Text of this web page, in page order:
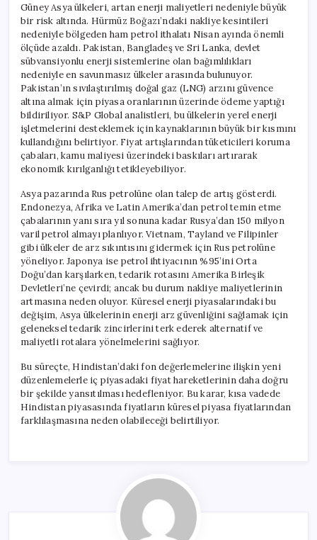
Güney Asya ülkeleri, artan enerji maliyetleri nedeniyle büyük
bir risk altında. Hürmüz Boğazı’ndaki nakliye kesintileri
nedeniyle bölgeden ham petrol ithalatı Nisan ayında önemli
ölçüde azaldı. Pakistan, Bangladeş ve Sri Lanka, devlet
sübvansiyonlu enerji sistemlerine olan bağımlılıkları
nedeniyle en savunmasız ülkeler arasında bulunuyor.
Pakistan’ın sıvılaştırılmış doğal gaz (LNG) arzını güvence
altına almak için piyasa oranlarının üzerinde ödeme yaptığı
bildiriliyor. S&P Global analistleri, bu ülkelerin yerel enerji
işletmelerini desteklemek için kaynaklarının büyük bir kısmını
kullandığını belirtiyor. Fiyat artışlarından tüketicileri koruma
çabaları, kamu maliyesi üzerindeki baskıları artırarak
ekonomik kırılganlığı tetikleyebiliyor.
Asya pazarında Rus petrolüne olan talep de artış gösterdi.
Endonezya, Afrika ve Latin Amerika’dan petrol temin etme
çabalarının yanı sıra yıl sonuna kadar Rusya’dan 150 milyon
varil petrol almayı planlıyor. Vietnam, Tayland ve Filipinler
gibi ülkeler de arz sıkıntısını gidermek için Rus petrolüne
yöneliyor. Japonya ise petrol ihtiyacının %95’ini Orta
Doğu’dan karşılarken, tedarik rotasını Amerika Birleşik
Devletleri’ne çevirdi; ancak bu durum nakliye maliyetlerinin
artmasına neden oluyor. Küresel enerji piyasalarındaki bu
değişim, Asya ülkelerinin enerji arz güvenliğini sağlamak için
geleneksel tedarik zincirlerini terk ederek alternatif ve
maliyetli rotalara yönelmelerini sağlıyor.
Bu süreçte, Hindistan’daki fon değerlemelerine ilişkin yeni
düzenlemelerle iç piyasadaki fiyat hareketlerinin daha doğru
bir şekilde yansıtılması hedefleniyor. Bu karar, kısa vadede
Hindistan piyasasında fiyatların küresel piyasa fiyatlarından
farklılaşmasına neden olabileceği belirtiliyor.